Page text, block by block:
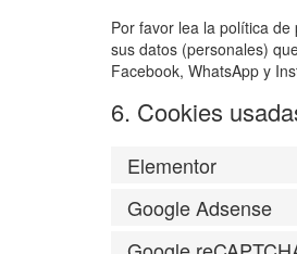
Por favor lea la política
sus datos (personales)
Facebook, WhatsApp y
6. Cookies
Elementor
Google Adsense